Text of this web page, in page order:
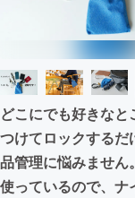
ビジネ
まちづ
CAMPFIRE
どこにでも好きなと
つけてロックするだ
品管理に悩みません
使っているので、ナ